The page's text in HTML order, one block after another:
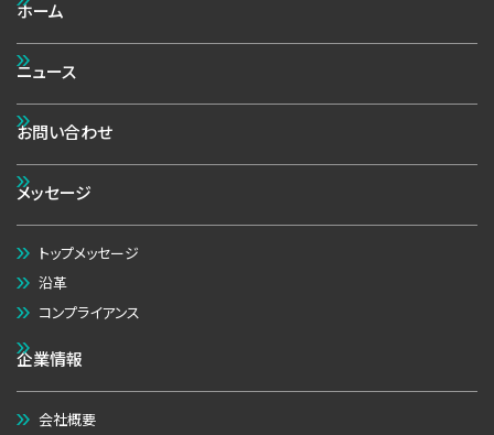
ホーム
ニュース
お問い合わせ
メッセージ
トップメッセージ
沿革
コンプライアンス
企業情報
会社概要